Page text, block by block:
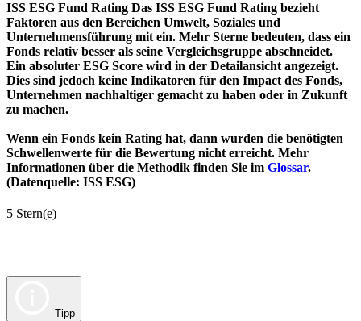
ISS ESG Fund Rating Das ISS ESG Fund Rating bezieht
Faktoren aus den Bereichen Umwelt, Soziales und
Unternehmensführung mit ein. Mehr Sterne bedeuten, dass ein
Fonds relativ besser als seine Vergleichsgruppe abschneidet.
Ein absoluter ESG Score wird in der Detailansicht angezeigt.
Dies sind jedoch keine Indikatoren für den Impact des Fonds,
Unternehmen nachhaltiger gemacht zu haben oder in Zukunft
zu machen.
Wenn ein Fonds kein Rating hat, dann wurden die benötigten
Schwellenwerte für die Bewertung nicht erreicht. Mehr
Informationen über die Methodik finden Sie im Glossar.
(Datenquelle: ISS ESG)
5 Stern(e)
Tipp